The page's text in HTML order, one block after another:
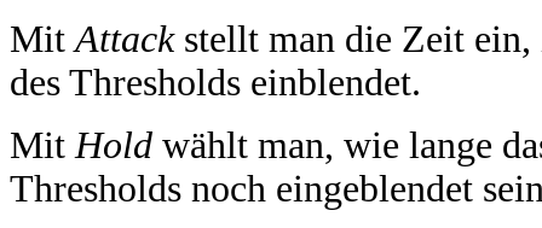
Mit Attackstellt man die Zeit ein,
des Thresholds einblendet.
Mit Hold wählt man, wie lange
Thresholds noch eingeblendet